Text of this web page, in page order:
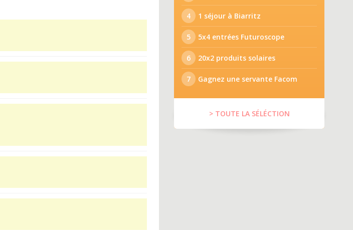
4 1 séjour à Biarritz
5 5x4 entrées Futuroscope
6 20x2 produits solaires
7 Gagnez une servante Facom
> TOUTE LA SÉLÉCTION